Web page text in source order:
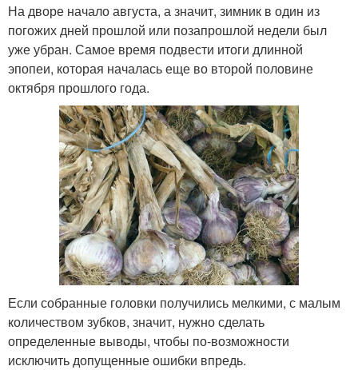
На дворе начало августа, а значит, зимник в один из
погожих дней прошлой или позапрошлой недели был
уже убран. Самое время подвести итоги длинной
эпопеи, которая началась еще во второй половине
октября прошлого года.
Если собранные головки получились мелкими, с малым
количеством зубков, значит, нужно сделать
определенные выводы, чтобы по-возможности
исключить допущенные ошибки впредь.